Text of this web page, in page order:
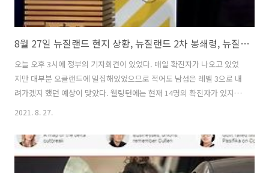
8월 27일 뉴질랜드 현지 상황, 뉴질랜드 2차 봉쇄령, 뉴질랜드 2차 락다운, 뉴질랜드 코로나, 뉴질랜드 봉쇄령, 뉴질랜드 코로나19 레벨4, 뉴질랜드 코로나 검사, 코로나 검사, 화이자백신, 뉴질..
오늘 오후 3시에 정부의 기자회견이 있었다. 매일 확진자가 나오고 있었
지만 대부분 오클랜드에 밀집해있었으므로 적어도 남섬은 레벨 3으로 내
려가겠지 했던 예상이 맞았다. 웰링턴에는 현재 14명의 확진자가 있지만
대부분 가정 내에서 감염되었기 때문에, 정부는 오클랜드의 남부 모든 지
다. 레벨 3도 제약이 많기 때문에 완전한 일상으로 돌아가는 것은 아니지
만, 그래도 포장음식이 가능하다는 점과 대면접촉이 이루어지지 않는 비
즈니스들은 다시 일하러 돌아갈 수 있다. 우리에게 가장 직접적으로 올
2021. 8. 27.